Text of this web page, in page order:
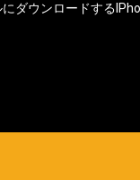
ダウンロードする